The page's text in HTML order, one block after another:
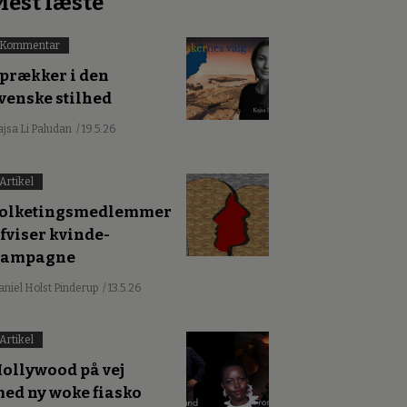
Kommentar
i den
stilhed
Li Paludan / 19.5.26
Artikel
kvinde-
Holst Pinderup / 13.5.26
Artikel
på vej
ny woke fiasko